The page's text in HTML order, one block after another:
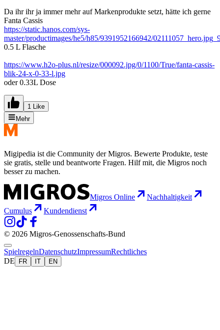
Da ihr ihr ja immer mehr auf Markenprodukte setzt, hätte ich gerne
Fanta Cassis
https://static.hanos.com/sys-
master/productimages/he5/h85/9391952166942/
0.5 L Flasche
https://www.h2o-plus.nl/resize/000092.jpg/0/1100/True/fanta-cassis-
blik-24-x-0-33-l.jpg
oder 0.33L Dose
1 Like
Mehr
Migipedia ist die Community der Migros. Bewerte Produkte, teste
sie gratis, stelle und beantworte Fragen. Hilf mit, die Migros noch
besser zu machen.
Migros Online
Nachhaltigkeit
Cumulus
Kundendienst
© 2026 Migros-Genossenschafts-Bund
SpielregelnDatenschutzImpressumRechtliches
DE
FR IT EN